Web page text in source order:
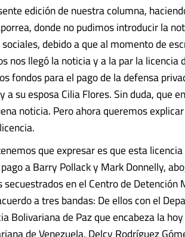
edición de nuestra columna,
donde no pudimos introducir la
debido a que al momento de
nos llegó la noticia y a la par la licencia
fondos para el pago de la defensa
a su esposa Cilia Flores. Sin duda, que
noticia. Pero ahora queremos
que expresar es que esta
a Barry Pollack y Mark Donnelly,
en el Centro de
a tres bandas: De ellos con el
Bolivariana de Paz que encabeza la